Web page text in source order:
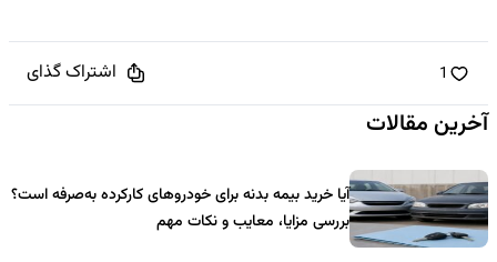
1 اشتراک گذای
آخرین مقالات
آیا خرید بیمه بدنه برای خودروهای کارکرده به‌صرفه است؟
بررسی مزایا، معایب و نکات مهم